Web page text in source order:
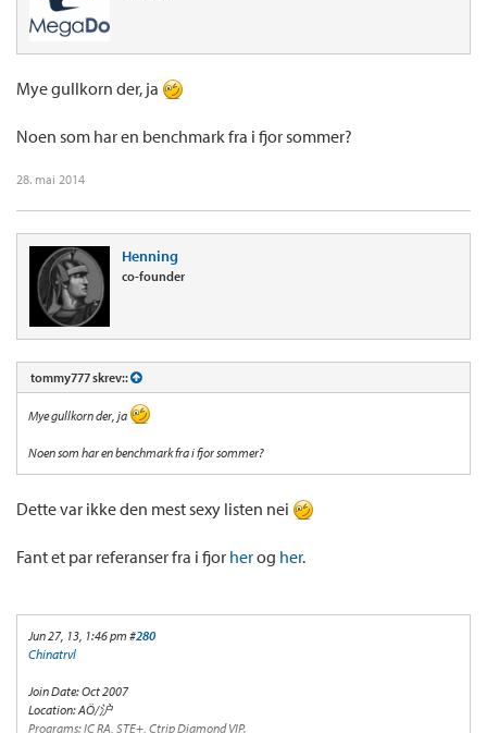
Mye gullkorn der, ja
Noen som har en benchmark fra i fjor sommer?
28. mai 2014
Henning
co-founder
tommy777 skrev::
Mye gullkorn der, ja
Noen som har en benchmark fra i fjor sommer?
Dette var ikke den mest sexy listen nei
Fant et par referanser fra i fjor herog her.
Jun 27, 13, 1:46 pm #280
Chinatrvl
Join Date: Oct 2007
Location: AÖ/沪
Programs: IC RA, STE+, Ctrip Diamond VIP.